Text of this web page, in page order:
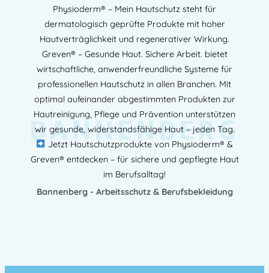
Physioderm® – Mein Hautschutz steht für
dermatologisch geprüfte Produkte mit hoher
Hautverträglichkeit und regenerativer Wirkung.
Greven® – Gesunde Haut. Sichere Arbeit. bietet
wirtschaftliche, anwenderfreundliche Systeme für
professionellen Hautschutz in allen Branchen. Mit
optimal aufeinander abgestimmten Produkten zur
Hautreinigung, Pflege und Prävention unterstützen
wir gesunde, widerstandsfähige Haut – jeden Tag.
Jetzt Hautschutzprodukte von Physioderm® &
Greven® entdecken – für sichere und gepflegte Haut
im Berufsalltag!
Bannenberg - Arbeitsschutz & Berufsbekleidung
BANNENBERG